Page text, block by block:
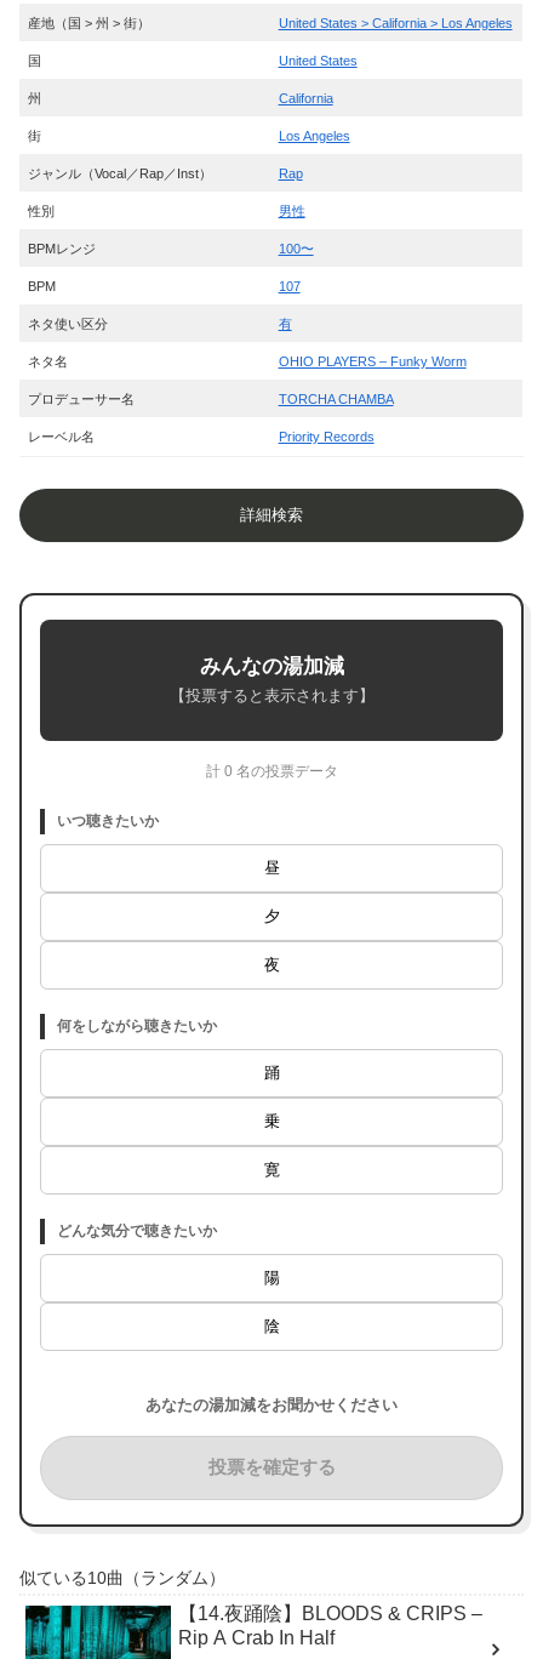
産地（国 > 州 > 街） United States > California > Los Angeles
国 United States
州 California
街 Los Angeles
ジャンル（Vocal／Rap／Inst） Rap
性別 男性
BPMレンジ 100〜
BPM 107
ネタ使い区分 有
ネタ名 OHIO PLAYERS – Funky Worm
プロデューサー名 TORCHA CHAMBA
レーベル名 Priority Records
詳細検索
みんなの湯加減
【投票すると表示されます】
計 0 名の投票データ
いつ聴きたいか
昼
夕
夜
何をしながら聴きたいか
踊
乗
寛
どんな気分で聴きたいか
陽
陰
あなたの湯加減をお聞かせください
投票を確定する
似ている10曲（ランダム）
【14.夜踊陰】BLOODS & CRIPS –
Rip A Crab In Half